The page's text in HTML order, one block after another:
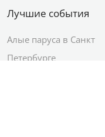
Лучшие события
Алые паруса в Санкт
Петербурге